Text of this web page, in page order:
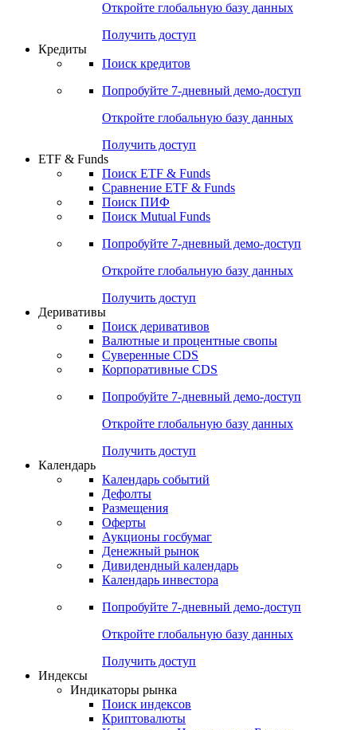
Откройте глобальную базу данных
Получить доступ
Кредиты
Поиск кредитов
Попробуйте 7-дневный демо-доступ
Откройте глобальную базу данных
Получить доступ
ETF & Funds
Поиск ETF & Funds
Сравнение ETF & Funds
Поиск ПИФ
Поиск Mutual Funds
Попробуйте 7-дневный демо-доступ
Откройте глобальную базу данных
Получить доступ
Деривативы
Поиск деривативов
Валютные и процентные свопы
Суверенные CDS
Корпоративные CDS
Попробуйте 7-дневный демо-доступ
Откройте глобальную базу данных
Получить доступ
Календарь
Календарь событий
Дефолты
Размещения
Оферты
Аукционы госбумаг
Денежный рынок
Дивидендный календарь
Календарь инвестора
Попробуйте 7-дневный демо-доступ
Откройте глобальную базу данных
Получить доступ
Индексы
Индикаторы рынка
Поиск индексов
Криптовалюты